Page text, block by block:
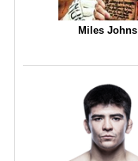
Miles Johns